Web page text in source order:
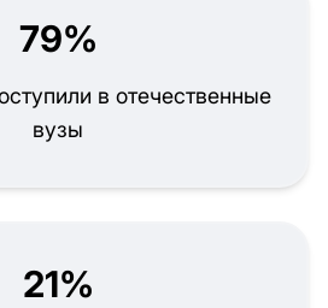
79%
в отечественные
вузы
21%